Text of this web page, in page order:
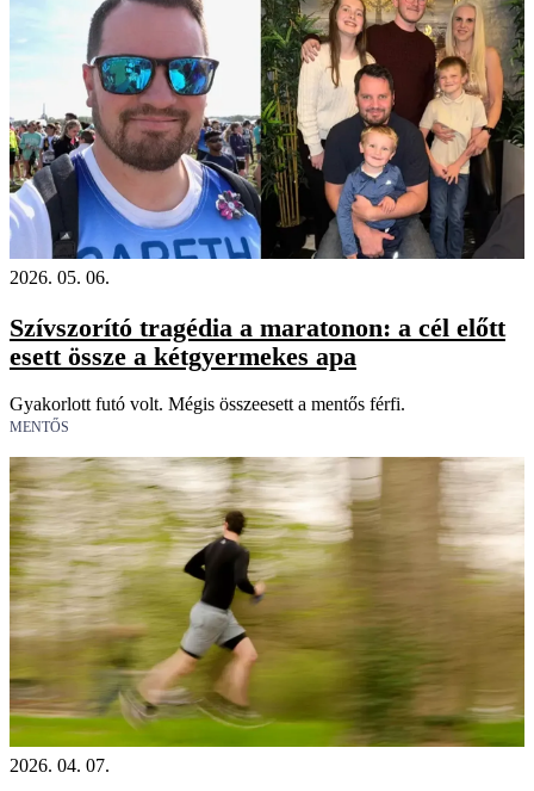
2026. 05. 06.
Szívszorító tragédia a maratonon: a cél előtt
esett össze a kétgyermekes apa
Gyakorlott futó volt. Mégis összeesett a mentős férfi.
MENTŐS
2026. 04. 07.